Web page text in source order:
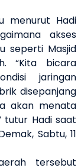
menurut Hadi
akses
seperti Masjid
“Kita bicara
jaringan
disepanjang
akan menata
tutur Hadi saat
Sabtu, 11
tersebut